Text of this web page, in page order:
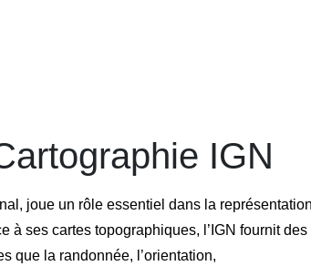
IGN
joue un rôle essentiel dans la représentation
à ses cartes topographiques, l’IGN fournit des
que la randonnée, l’orientation,